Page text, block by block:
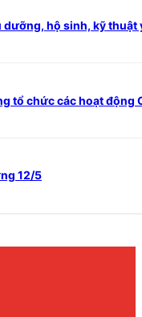
hộ sinh, kỹ thuật
tổ chức các hoạt động
12/5